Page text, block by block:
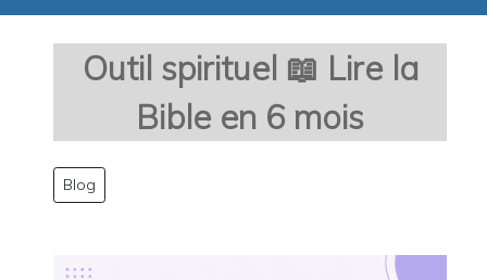
Outil spirituel 📖 Lire la
Bible en 6 mois
Blog